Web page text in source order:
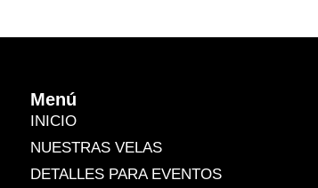
Menú
INICIO
NUESTRAS VELAS
DETALLES PARA EVENTOS